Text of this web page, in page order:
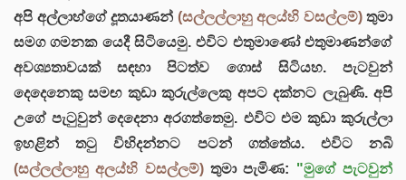
අපි අල්ලාහ්ගේ දූතයාණන් (සල්ලල්ලාහු අලය්හි වසල්ලම්)තුමා
සමග ගමනක යෙදී සිටියෙමු. එවිට එතුමාණෝ එතුමාණන්ගේ
අවශ්‍යතාවයක් සඳහා පිටත්ව ගොස් සිටියහ. පැටවුන්
දෙදෙනෙකු සමඟ කුඩා කුරුල්ලෙකු අපට දක්නට ලැබුණි. අපි
උගේ පැටුවුන් දෙදෙනා අරගත්තෙමු. එවිට එම කුඩා කුරුල්ලා
ඉහළින් තටු විහිදන්නට පටන් ගත්තේය. එවිට නබි
(සල්ලල්ලාහු අලය්හි වසල්ලම්)තුමා පැමිණ: "මුගේ පැටවුන්